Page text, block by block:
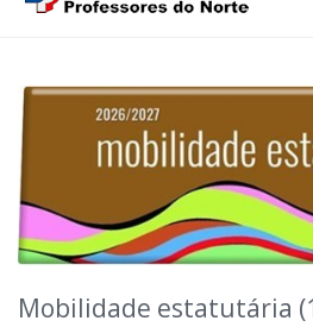
Mobilidade estatutária